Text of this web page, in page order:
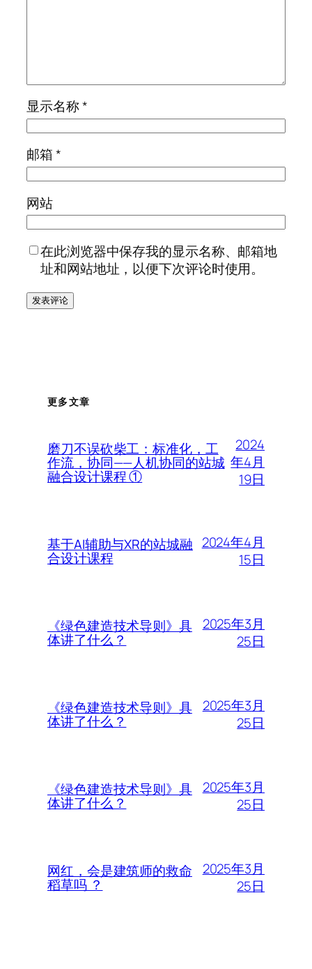
显示名称*
邮箱*
网站
在此浏览器中保存我的显示名称、邮箱地
址和网站地址，以便下次评论时使用。
更多文章
磨刀不误砍柴工：标准化，工
作流，协同——人机协同的站城
融合设计课程 ①
2024
年4月
19日
基于AI辅助与XR的站城融
合设计课程
2024年4月
15日
《绿色建造技术导则》具
体讲了什么？
2025年3月
25日
《绿色建造技术导则》具
体讲了什么？
2025年3月
25日
《绿色建造技术导则》具
体讲了什么？
2025年3月
25日
网红，会是建筑师的救命
稻草吗 ？
2025年3月
25日